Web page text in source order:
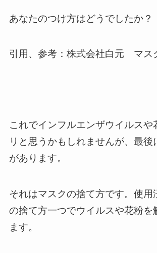
あなたのつけ方はどうでしたか？
引用、参考：株式会社白元 マス
これでインフルエンザウイルスや
リと思うかもしれませんが、最後
があります。
それはマスクの捨て方です。使用
の捨て方一つでウイルスや花粉を
ます。